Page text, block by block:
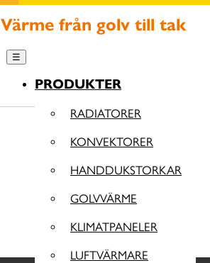
Värme från golv till tak
☰
PRODUKTER
RADIATORER
KONVEKTORER
HANDDUKSTORKAR
GOLVVÄRME
KLIMATPANELER
LUFTVÄRMARE